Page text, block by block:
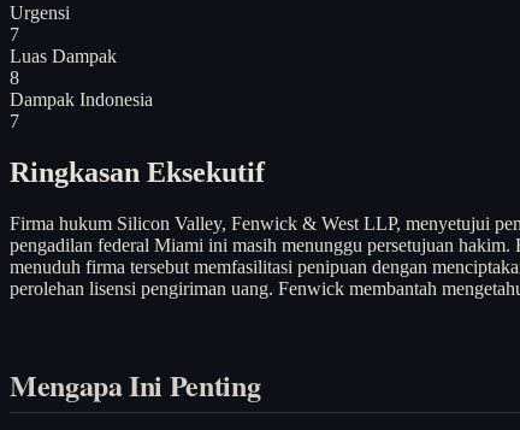
Urgensi
7
Luas Dampak
8
Dampak Indonesia
7
Ringkasan Eksekutif
Firma hukum Silicon Valley, Fenwick & West LLP, menyetujui
pengadilan federal Miami ini masih menunggu persetujuan
menuduh firma tersebut memfasilitasi penipuan dengan
perolehan lisensi pengiriman uang. Fenwick membantah
Mengapa Ini Penting